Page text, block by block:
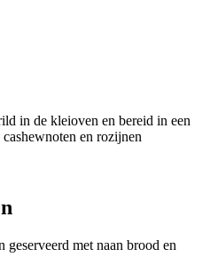
in de kleioven en bereid in een
en rozijnen
met naan brood en